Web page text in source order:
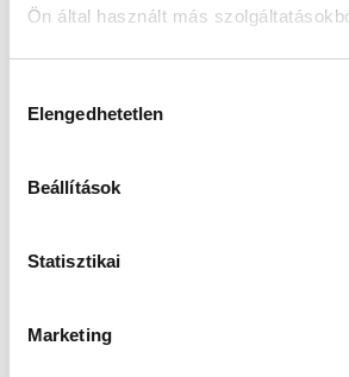
Ön által használt más
Elengedhetetlen
Beállítások
Statisztikai
Marketing